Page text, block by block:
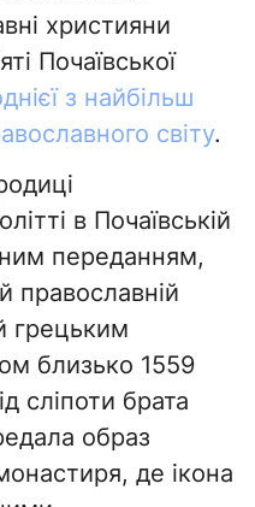
християни
Почаївської
з найбільш
світу.
в Почаївській
переданням,
православній
грецьким
близько 1559
сліпоти брата
образ
де ікона